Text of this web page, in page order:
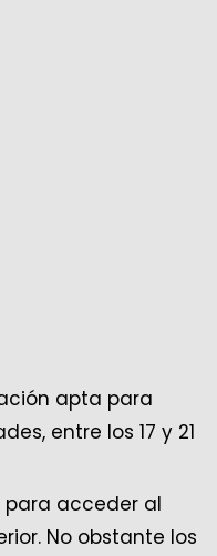
apta para
entre los 17 y 21
acceder al
No obstante los